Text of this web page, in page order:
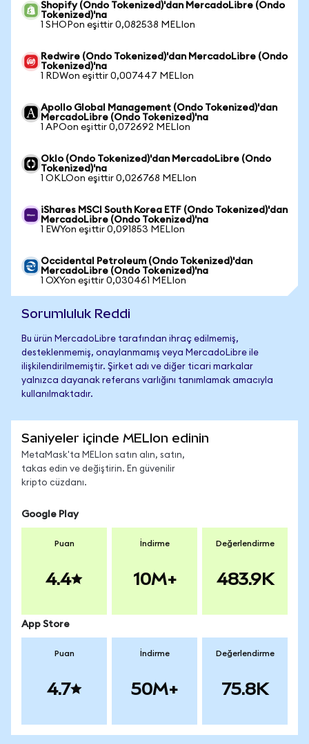
Shopify (Ondo Tokenized)'dan MercadoLibre (Ondo
Tokenized)'na
1 SHOPon eşittir 0,082538 MELIon
Redwire (Ondo Tokenized)'dan MercadoLibre (Ondo
Tokenized)'na
1 RDWon eşittir 0,007447 MELIon
Apollo Global Management (Ondo Tokenized)'dan
MercadoLibre (Ondo Tokenized)'na
1 APOon eşittir 0,072692 MELIon
Oklo (Ondo Tokenized)'dan MercadoLibre (Ondo
Tokenized)'na
1 OKLOon eşittir 0,026768 MELIon
iShares MSCI South Korea ETF (Ondo Tokenized)'dan
MercadoLibre (Ondo Tokenized)'na
1 EWYon eşittir 0,091853 MELIon
Occidental Petroleum (Ondo Tokenized)'dan
MercadoLibre (Ondo Tokenized)'na
1 OXYon eşittir 0,030461 MELIon
Sorumluluk Reddi
Bu ürün MercadoLibre tarafından ihraç edilmemiş,
desteklenmemiş, onaylanmamış veya MercadoLibre ile
ilişkilendirilmemiştir. Şirket adı ve diğer ticari markalar
yalnızca dayanak referans varlığını tanımlamak amacıyla
kullanılmaktadır.
Saniyeler içinde MELIon edinin
MetaMask'ta MELIon satın alın, satın,
takas edin ve değiştirin. En güvenilir
kripto cüzdanı.
Google Play
Puan
4.4
İndirme
10M+
Değerlendirme
483.9K
App Store
Puan
4.7
İndirme
50M+
Değerlendirme
75.8K